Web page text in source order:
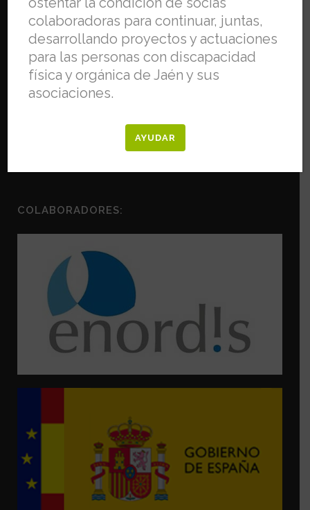
COLABORADORES:
colaboradoras para continuar, juntas,
desarrollando proyectos y actuaciones
para las personas con discapacidad
física y orgánica de Jaén y sus
asociaciones.
AYUDAR